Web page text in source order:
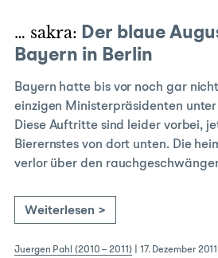
… sakra: Der blaue
Bayern in Berlin
Bayern hatte bis vor noch gar
einzigen Ministerpräsidenten
Diese Auftritte sind leider vorbei,
Bierernstes von dort unten. Die
verlor über den
Weiterlesen >
Juergen Pahl (2010 – 2011)| 17. Dezember 2011